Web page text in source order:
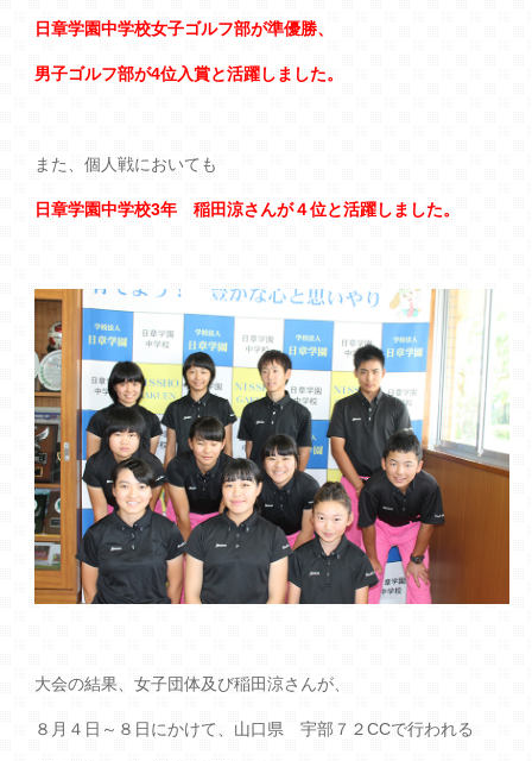
日章学園中学校女子ゴルフ部が準優勝、
男子ゴルフ部が4位入賞と活躍しました。
また、個人戦においても
日章学園中学校3年 稲田涼さんが４位と活躍しました。
大会の結果、女子団体及び稲田涼さんが、
８月４日～８日にかけて、山口県 宇部７２CCで行われる